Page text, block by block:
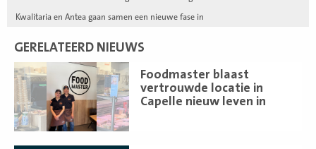
Kwalitaria en Antea gaan samen een nieuwe fase in
GERELATEERD NIEUWS
Foodmaster blaast
vertrouwde locatie in
Capelle nieuw leven in
Lees
meer